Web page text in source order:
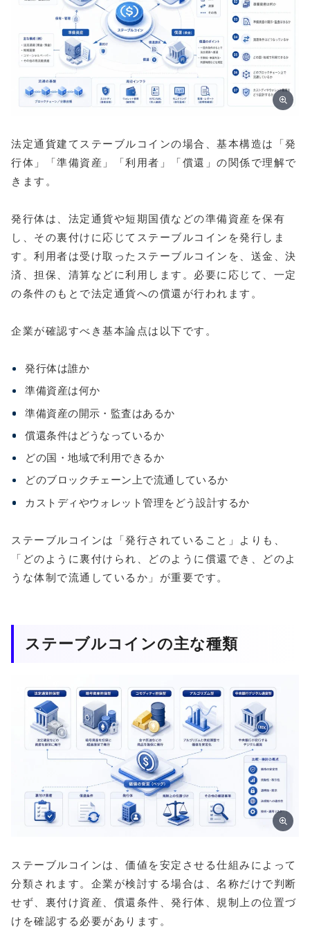
法定通貨建てステーブルコインの場合、基本構造は「発
行体」「準備資産」「利用者」「償還」の関係で理解で
きます。
発行体は、法定通貨や短期国債などの準備資産を保有
し、その裏付けに応じてステーブルコインを発行しま
す。利用者は受け取ったステーブルコインを、送金、決
済、担保、清算などに利用します。必要に応じて、一定
の条件のもとで法定通貨への償還が行われます。
企業が確認すべき基本論点は以下です。
発行体は誰か
準備資産は何か
準備資産の開示・監査はあるか
償還条件はどうなっているか
どの国・地域で利用できるか
どのブロックチェーン上で流通しているか
カストディやウォレット管理をどう設計するか
ステーブルコインは「発行されていること」よりも、
「どのように裏付けられ、どのように償還でき、どのよ
うな体制で流通しているか」が重要です。
ステーブルコインの主な種類
ステーブルコインは、価値を安定させる仕組みによって
分類されます。企業が検討する場合は、名称だけで判断
せず、裏付け資産、償還条件、発行体、規制上の位置づ
けを確認する必要があります。